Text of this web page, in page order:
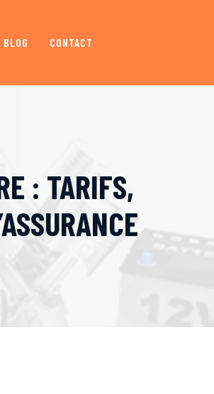
BLOG CONTACT
: TARIFS,